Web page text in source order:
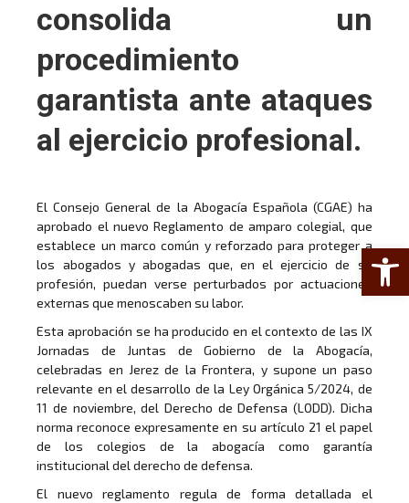
Abrir
consolida un
procedimiento
garantista ante ataques
al ejercicio profesional.
El Consejo General de la Abogacía Española (CGAE) ha
aprobado el nuevo Reglamento de amparo colegial, que
establece un marco común y reforzado para proteger a
los abogados y abogadas que, en el ejercicio de su
profesión, puedan verse perturbados por actuaciones
externas que menoscaben su labor.
Esta aprobación se ha producido en el contexto de las IX
Jornadas de Juntas de Gobierno de la Abogacía,
celebradas en Jerez de la Frontera, y supone un paso
relevante en el desarrollo de la Ley Orgánica 5/2024, de
11 de noviembre, del Derecho de Defensa (LODD). Dicha
norma reconoce expresamente en su artículo 21 el papel
de los colegios de la abogacía como garantía
institucional del derecho de defensa.
El nuevo reglamento regula de forma detallada el